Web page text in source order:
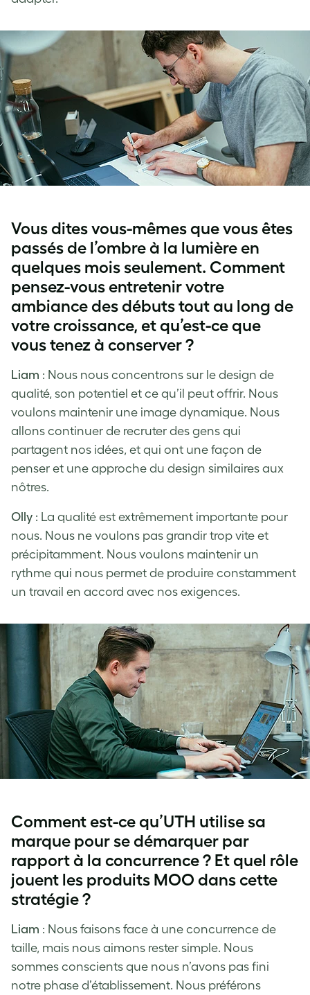
Vous dites vous-mêmes que vous êtes
passés de l’ombre à la lumière en
quelques mois seulement. Comment
pensez-vous entretenir votre
ambiance des débuts tout au long de
votre croissance, et qu’est-ce que
vous tenez à conserver ?
Liam : Nous nous concentrons sur le design de
qualité, son potentiel et ce qu’il peut offrir. Nous
voulons maintenir une image dynamique. Nous
allons continuer de recruter des gens qui
partagent nos idées, et qui ont une façon de
penser et une approche du design similaires aux
nôtres.
Olly : La qualité est extrêmement importante pour
nous. Nous ne voulons pas grandir trop vite et
précipitamment. Nous voulons maintenir un
rythme qui nous permet de produire constamment
un travail en accord avec nos exigences.
Comment est-ce qu’UTH utilise sa
marque pour se démarquer par
rapport à la concurrence ? Et quel rôle
jouent les produits MOO dans cette
stratégie ?
Liam : Nous faisons face à une concurrence de
taille, mais nous aimons rester simple. Nous
sommes conscients que nous n’avons pas fini
notre phase d’établissement. Nous préférons